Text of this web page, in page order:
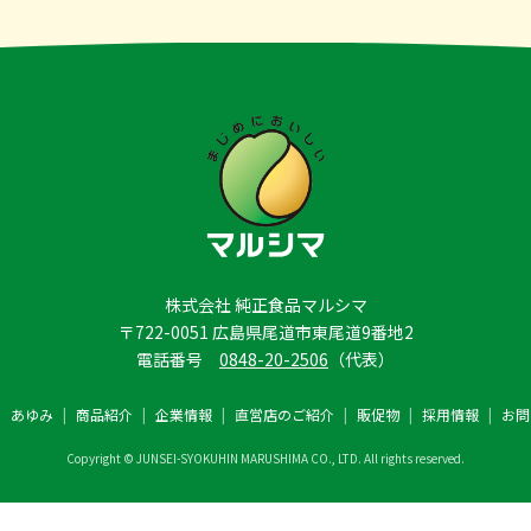
株式会社 純正食品マルシマ
〒722-0051 広島県尾道市東尾道9番地2
電話番号 0848-20-2506 （代表）
あゆみ 商品紹介 企業情報 直営店のご紹介 販促物 採用情報 お
Copyright © JUNSEI-SYOKUHIN MARUSHIMA CO., LTD. All rights reserved.